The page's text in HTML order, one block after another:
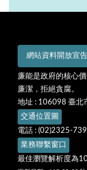
網站資料開放宣告
廉能是政府的核心
廉潔，拒絕貪腐。
地址 : 106098 臺北
交通位置圖
電話 : (02)2325-
業務聯繫窗口
最佳瀏覽解析度為